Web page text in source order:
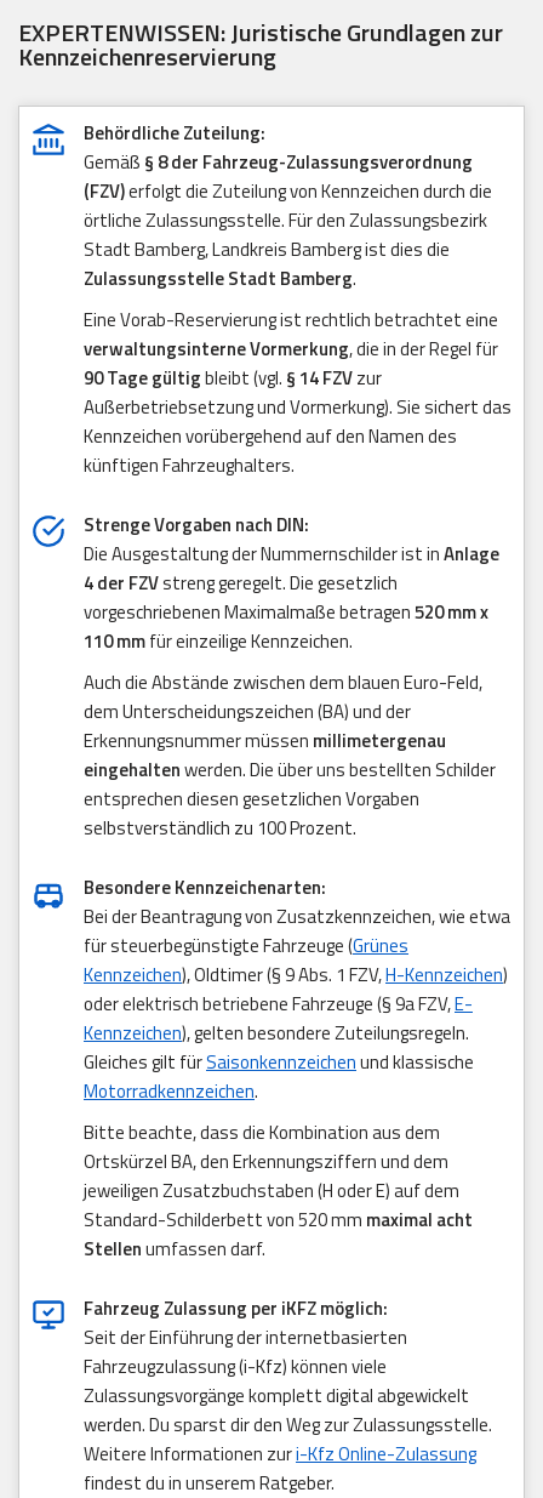
EXPERTENWISSEN: Juristische Grundlagen zur
Kennzeichenreservierung
Behördliche Zuteilung:
Gemäß § 8 der Fahrzeug-Zulassungsverordnung
(FZV)erfolgt die Zuteilung von Kennzeichen durch die
örtliche Zulassungsstelle. Für den Zulassungsbezirk
Stadt Bamberg, Landkreis Bamberg ist dies die
Zulassungsstelle Stadt Bamberg.
Eine Vorab-Reservierung ist rechtlich betrachtet eine
verwaltungsinterne Vormerkung, die in der Regel für
90 Tage gültigbleibt (vgl. § 14 FZVzur
Außerbetriebsetzung und Vormerkung). Sie sichert das
Kennzeichen vorübergehend auf den Namen des
künftigen Fahrzeughalters.
Strenge Vorgaben nach DIN:
Die Ausgestaltung der Nummernschilder ist inAnlage
4 der FZVstreng geregelt. Die gesetzlich
vorgeschriebenen Maximalmaße betragen520 mm x
110 mmfür einzeilige Kennzeichen.
Auch die Abstände zwischen dem blauen Euro-Feld,
dem Unterscheidungszeichen (BA) und der
Erkennungsnummer müssen millimetergenau
eingehaltenwerden. Die über uns bestellten Schilder
entsprechen diesen gesetzlichen Vorgaben
selbstverständlich zu 100 Prozent.
Besondere Kennzeichenarten:
Bei der Beantragung von Zusatzkennzeichen, wie etwa
für steuerbegünstigte Fahrzeuge (Grünes
Kennzeichen), Oldtimer (§ 9 Abs. 1 FZV,H-Kennzeichen)
oder elektrisch betriebene Fahrzeuge (§ 9a FZV,E-
Kennzeichen), gelten besondere Zuteilungsregeln.
Gleiches gilt fürSaisonkennzeichenund klassische
Motorradkennzeichen.
Bitte beachte, dass die Kombination aus dem
Ortskürzel BA, den Erkennungsziffern und dem
jeweiligen Zusatzbuchstaben (H oder E) auf dem
Standard-Schilderbett von 520 mm maximal acht
Stellenumfassen darf.
Fahrzeug Zulassung per iKFZ möglich:
Seit der Einführung der internetbasierten
Fahrzeugzulassung (i-Kfz) können viele
Zulassungsvorgänge komplett digital abgewickelt
werden. Du sparst dir den Weg zur Zulassungsstelle.
Weitere Informationen zuri-Kfz Online-Zulassung
findest du in unserem Ratgeber.